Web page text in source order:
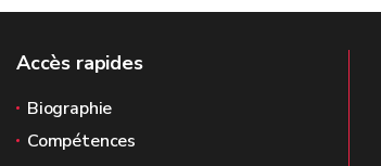
Accès rapides
Biographie
Compétences